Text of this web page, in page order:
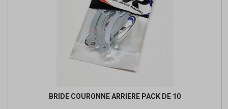
BRIDE COURONNE ARRIERE PACK DE 10